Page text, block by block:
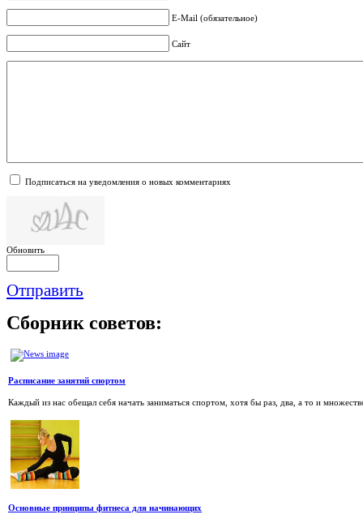
E-Mail (обязательное)
Сайт
Подписаться на уведомления о новых комментариях
Обновить
Отправить
Сборник советов:
Расписание занятий спортом
Каждый из нас обещал себя начать заниматься спортом, хотя бы раз, два, а то и
Основные принципы фитнеса для начинающих